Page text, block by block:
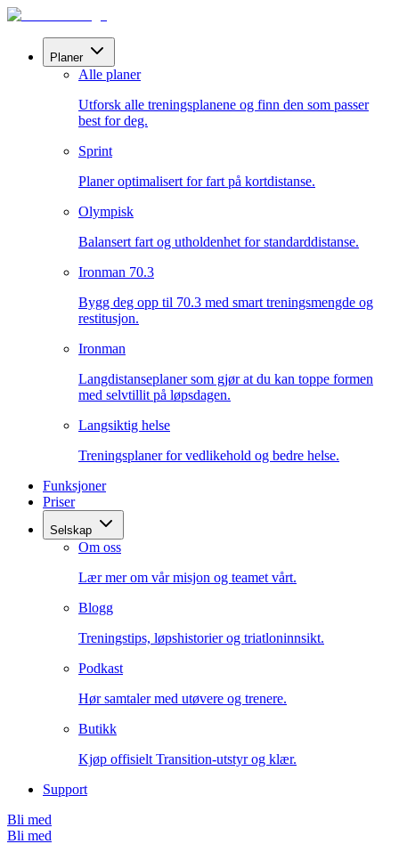
Planer
Alle planer
Utforsk alle treningsplanene og finn den som passer
best for deg.
Sprint
Planer optimalisert for fart på kortdistanse.
Olympisk
Balansert fart og utholdenhet for standarddistanse.
Ironman 70.3
Bygg deg opp til 70.3 med smart treningsmengde og
restitusjon.
Ironman
Langdistanseplaner som gjør at du kan toppe formen
med selvtillit på løpsdagen.
Langsiktig helse
Treningsplaner for vedlikehold og bedre helse.
Funksjoner
Priser
Selskap
Om oss
Lær mer om vår misjon og teamet vårt.
Blogg
Treningstips, løpshistorier og triatloninnsikt.
Podkast
Hør samtaler med utøvere og trenere.
Butikk
Kjøp offisielt Transition-utstyr og klær.
Support
Bli med
Bli med